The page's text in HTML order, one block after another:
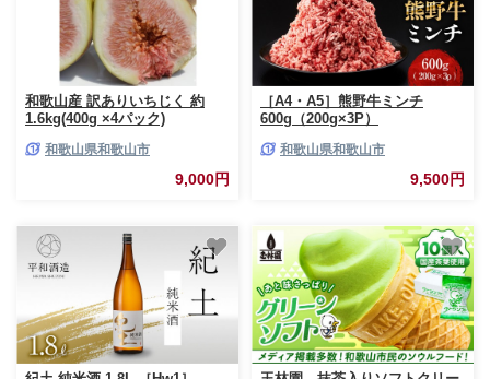
和歌山産 訳ありいちじく 約
1.6kg(400g ×4パック)
和歌山県和歌山市
9,000円
［A4・A5］熊野牛ミンチ
600g（200g×3P）
和歌山県和歌山市
9,500円